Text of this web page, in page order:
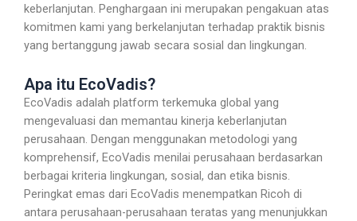
keberlanjutan. Penghargaan ini merupakan pengakuan atas
komitmen kami yang berkelanjutan terhadap praktik bisnis
yang bertanggung jawab secara sosial dan lingkungan.
Apa itu EcoVadis?
EcoVadis adalah platform terkemuka global yang
mengevaluasi dan memantau kinerja keberlanjutan
perusahaan. Dengan menggunakan metodologi yang
komprehensif, EcoVadis menilai perusahaan berdasarkan
berbagai kriteria lingkungan, sosial, dan etika bisnis.
Peringkat emas dari EcoVadis menempatkan Ricoh di
antara perusahaan-perusahaan teratas yang menunjukkan